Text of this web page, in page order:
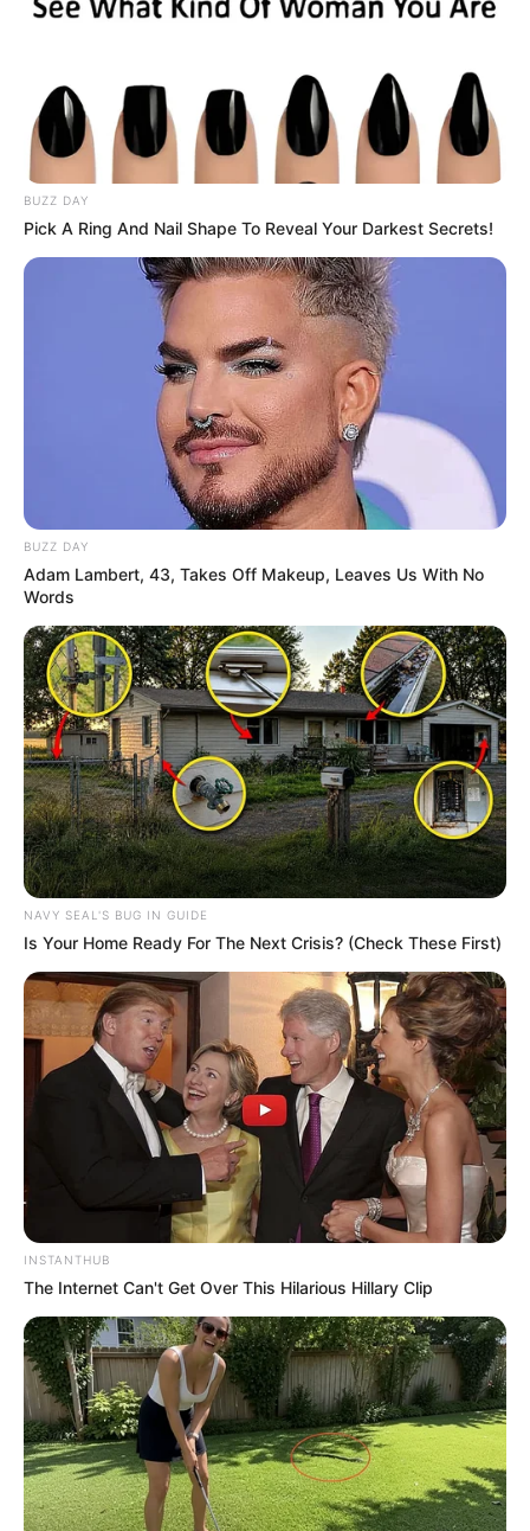
Monte como quiser, mas não deixe de fazer. É
Então, gostou do nosso passo a passo? Então
deixe nos comentários e não esqueça de entrar
para o grupo da
para receber mais passo a passos como esse!
Veja também:
Como Fazer Rosas de Garrafa Pet – Técnica
Aprenda Como Fazer Uma Horta Com Garrafa Pet
de Forma Simples
BUZZ DAY
Pick A Ring And Nail Shape To Reveal Your Darkest Secrets!
BUZZ DAY
Adam Lambert, 43, Takes Off Makeup, Leaves Us With No
Words
NAVY SEAL'S BUG IN GUIDE
Is Your Home Ready For The Next Crisis? (Check These First)
INSTANTHUB
The Internet Can't Get Over This Hilarious Hillary Clip